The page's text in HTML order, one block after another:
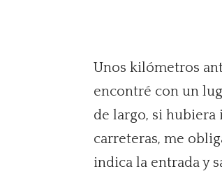
Unos kilómetros
encontré con un
de largo, si hubiera
carreteras, me
indica la entrada y